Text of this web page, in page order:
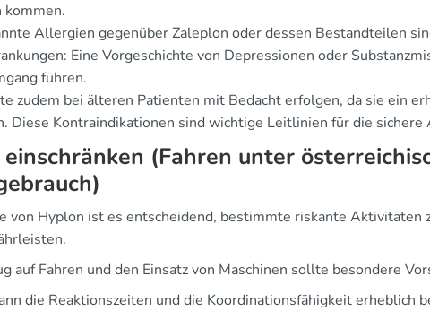
kommen.
Allergien gegenüber Zaleplon oder dessen Bestandteilen
Eine Vorgeschichte von Depressionen oder
führen.
zudem bei älteren Patienten mit Bedacht erfolgen, da sie ein
Diese Kontraindikationen sind wichtige Leitlinien für die sichere
(Fahren unter
von Hyplon ist es entscheidend, bestimmte riskante Aktivitäten
auf Fahren und den Einsatz von Maschinen sollte besondere
die Reaktionszeiten und die Koordinationsfähigkeit erheblich